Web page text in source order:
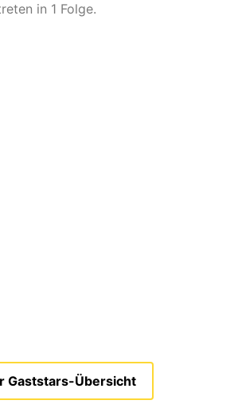
in 1 Folge.
Gaststars-Übersicht